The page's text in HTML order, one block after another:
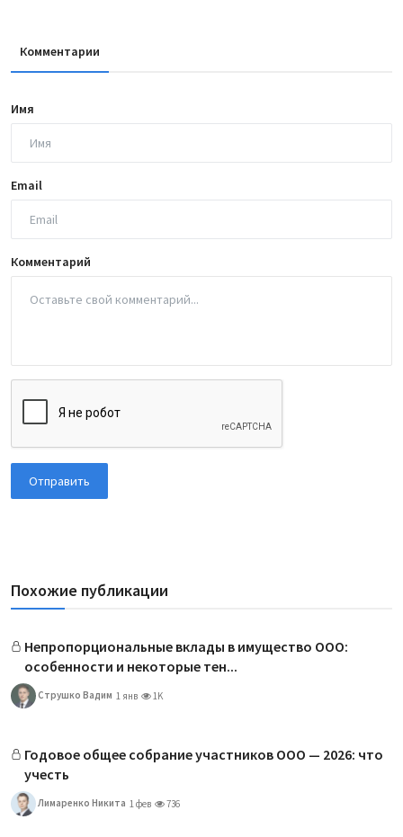
Комментарии
Имя
Email
Комментарий
Отправить
Похожие публикации
Непропорциональные вклады в имущество ООО:
особенности и некоторые тен...
Струшко Вaдим 1 янв 1K
Годовое общее собрание участников ООО — 2026: что
учесть
Лимаренко Никита 1 фев 736